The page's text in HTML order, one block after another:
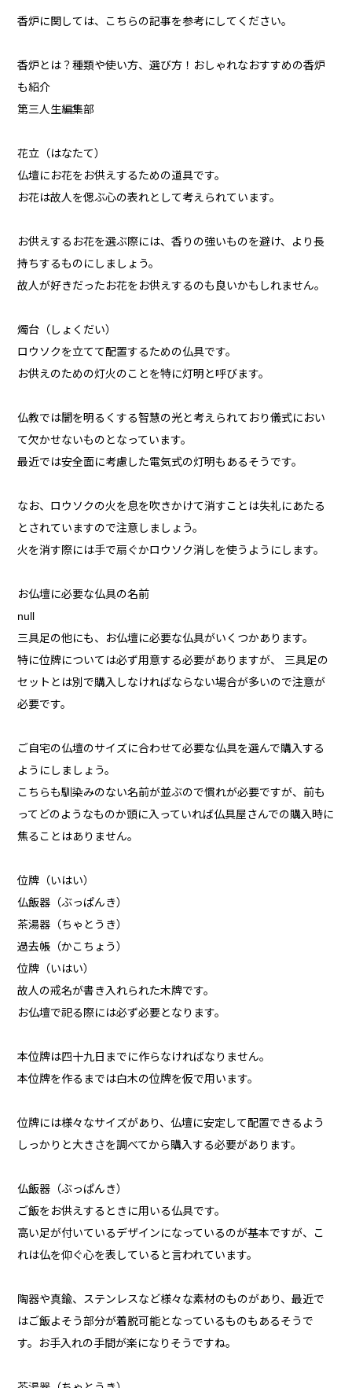
香炉に関しては、こちらの記事を参考にしてください。
香炉とは？種類や使い方、選び方！おしゃれなおすすめの香炉
も紹介
第三人生編集部
花立（はなたて）
仏壇にお花をお供えするための道具です。
お花は故人を偲ぶ心の表れとして考えられています。
お供えするお花を選ぶ際には、香りの強いものを避け、より長
持ちするものにしましょう。
故人が好きだったお花をお供えするのも良いかもしれません。
燭台（しょくだい）
ロウソクを立てて配置するための仏具です。
お供えのための灯火のことを特に灯明と呼びます。
仏教では闇を明るくする智慧の光と考えられており儀式におい
て欠かせないものとなっています。
最近では安全面に考慮した電気式の灯明もあるそうです。
なお、ロウソクの火を息を吹きかけて消すことは失礼にあたる
とされていますので注意しましょう。
火を消す際には手で扇ぐかロウソク消しを使うようにします。
お仏壇に必要な仏具の名前
null
三具足の他にも、お仏壇に必要な仏具がいくつかあります。
特に位牌については必ず用意する必要がありますが、 三具足の
セットとは別で購入しなければならない場合が多いので注意が
必要です。
ご自宅の仏壇のサイズに合わせて必要な仏具を選んで購入する
ようにしましょう。
こちらも馴染みのない名前が並ぶので慣れが必要ですが、前も
ってどのようなものか頭に入っていれば仏具屋さんでの購入時に
焦ることはありません。
位牌（いはい）
仏飯器（ぶっぱんき）
茶湯器（ちゃとうき）
過去帳（かこちょう）
位牌（いはい）
故人の戒名が書き入れられた木牌です。
お仏壇で祀る際には必ず必要となります。
本位牌は四十九日までに作らなければなりません。
本位牌を作るまでは白木の位牌を仮で用います。
位牌には様々なサイズがあり、仏壇に安定して配置できるよう
しっかりと大きさを調べてから購入する必要があります。
仏飯器（ぶっぱんき）
ご飯をお供えするときに用いる仏具です。
高い足が付いているデザインになっているのが基本ですが、こ
れは仏を仰ぐ心を表していると言われています。
陶器や真鍮、ステンレスなど様々な素材のものがあり、最近で
はご飯よそう部分が着脱可能となっているものもあるそうで
す。お手入れの手間が楽になりそうですね。